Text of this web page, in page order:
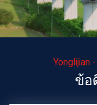
ข้อ